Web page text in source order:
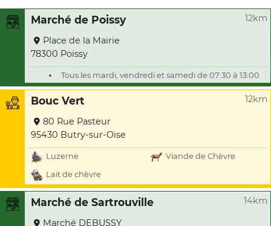
Marché de Poissy 12km
Place de la Mairie
78300 Poissy
Tous les mardi, vendredi et samedi de 07:30 à 13:00
Bouc Vert 12km
80 Rue Pasteur
95430 Butry-sur-Oise
Luzerne
Viande de Chèvre
Lait de chèvre
Marché de Sartrouville 14km
Marché DEBUSSY